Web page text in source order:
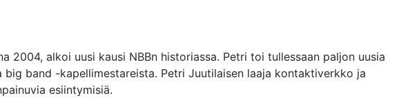
2004, alkoi uusi kausi NBBn historiassa. Petri toi tullessaan paljon uusia
band -kapellimestareista. Petri Juutilaisen laaja kontaktiverkko ja
esiintymisiä.